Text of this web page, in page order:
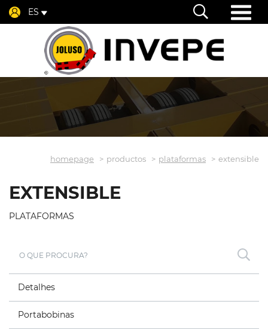
ES
homepage productos plataformas extensible
EXTENSIBLE
PLATAFORMAS
Detalhes
Portabobinas